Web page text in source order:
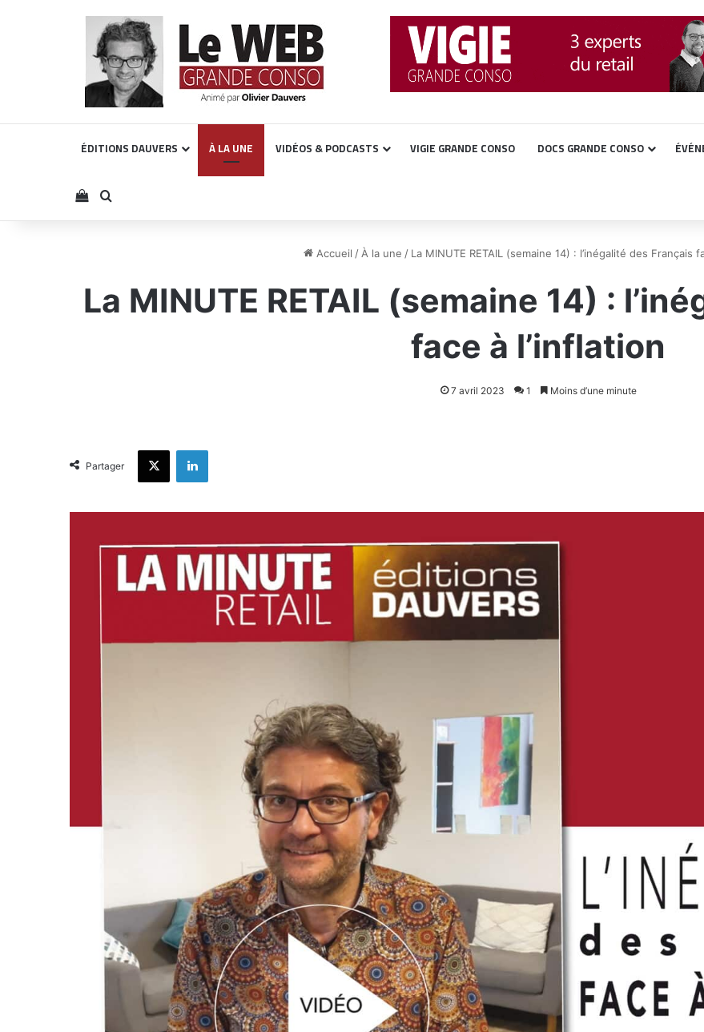
ÉDITIONS DAUVERS À LA UNE VIDÉOS & PODCASTS VIGIE GRANDE CONSO DOCS GRANDE CONSO
Voir votre panier
Rechercher
Accueil / À la une / La MINUTE RETAIL (semaine 14) : l’inégalité des Français
La MINUTE RETAIL (semaine 14) :
face à l’inflation
7 avril 2023 1 Moins d’une minute
Partager
X Linkedin